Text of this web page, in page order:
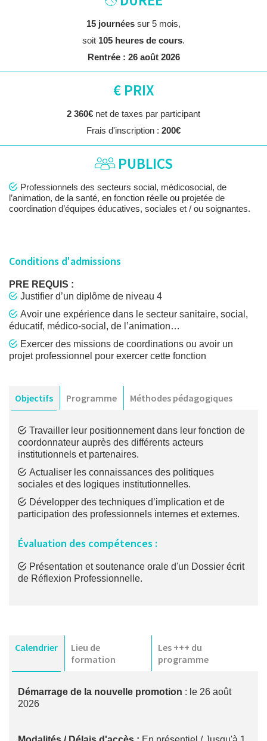
15 journées sur 5 mois,
soit 105 heures de cours.
Rentrée : 26 août 2026
€ PRIX
2 360€ net de taxes par participant
Frais d'inscription : 200€
PUBLICS
Professionnels des secteurs social, médicosocial, de
l’animation, de la santé, en fonction réelle ou projetée de
coordination d’équipes éducatives, sociales et / ou soignantes.
Conditions d'admissions
PRE REQUIS :
Justifier d’un diplôme de niveau 4
Avoir une expérience dans le secteur sanitaire, social,
éducatif, médico-social, de l’animation…
Exercer des missions de coordinations ou avoir un
projet professionnel pour exercer cette fonction
Objectifs Programme Méthodes pédagogiques
Travailler leur positionnement dans leur fonction de
coordonnateur auprès des différents acteurs
institutionnels et partenaires.
Actualiser les connaissances des politiques
sociales et des logiques institutionnelles.
Développer des techniques d’implication et de
participation des professionnels internes et externes.
Évaluation des compétences :
Présentation et soutenance orale d'un Dossier écrit
de Réflexion Professionnelle.
Calendrier
Lieu de
formation
Les +++ du
programme
Démarrage de la nouvelle promotion : le 26 août
2026